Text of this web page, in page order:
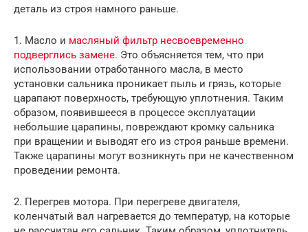
деталь из строя намного раньше.
1. Масло и масляный фильтр несвоевременно
подверглись замене. Это объясняется тем, что при
использовании отработанного масла, в место
установки сальника проникает пыль и грязь, которые
царапают поверхность, требующую уплотнения. Таким
образом, появившееся в процессе эксплуатации
небольшие царапины, повреждают кромку сальника
при вращении и выводят его из строя раньше времени.
Также царапины могут возникнуть при не качественном
проведении ремонта.
2. Перегрев мотора. При перегреве двигателя,
коленчатый вал нагревается до температур, на которые